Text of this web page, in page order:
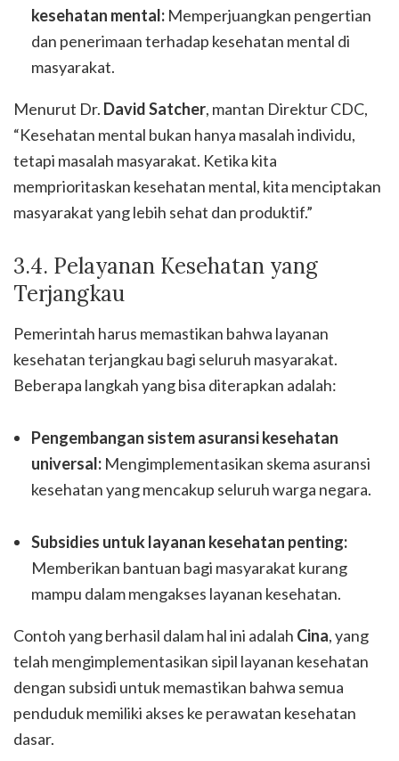
kesehatan mental: Memperjuangkan pengertian
dan penerimaan terhadap kesehatan mental di
masyarakat.
Menurut Dr. David Satcher, mantan Direktur CDC,
“Kesehatan mental bukan hanya masalah individu,
tetapi masalah masyarakat. Ketika kita
memprioritaskan kesehatan mental, kita menciptakan
masyarakat yang lebih sehat dan produktif.”
3.4. Pelayanan Kesehatan yang
Terjangkau
Pemerintah harus memastikan bahwa layanan
kesehatan terjangkau bagi seluruh masyarakat.
Beberapa langkah yang bisa diterapkan adalah:
Pengembangan sistem asuransi kesehatan
universal: Mengimplementasikan skema asuransi
kesehatan yang mencakup seluruh warga negara.
Subsidies untuk layanan kesehatan penting:
Memberikan bantuan bagi masyarakat kurang
mampu dalam mengakses layanan kesehatan.
Contoh yang berhasil dalam hal ini adalah Cina, yang
telah mengimplementasikan sipil layanan kesehatan
dengan subsidi untuk memastikan bahwa semua
penduduk memiliki akses ke perawatan kesehatan
dasar.